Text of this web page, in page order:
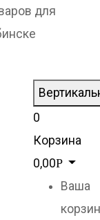
для
0
Корзина
0,00Р
Ваша